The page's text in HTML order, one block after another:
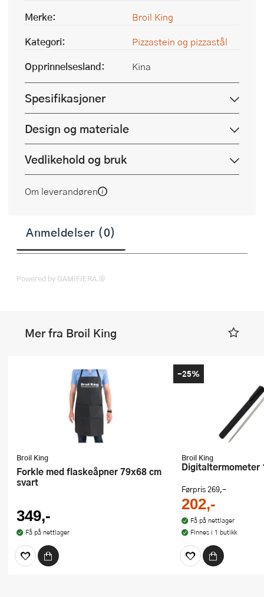
Merke:
Broil King
Kategori:
Pizzastein og pizzastål
Opprinnelsesland:
Kina
Spesifikasjoner
Design og materiale
Vedlikehold og bruk
Om leverandøren
Anmeldelser (0)
Powered by GAMIFIERA.®
Mer fra Broil King
Broil King
Forkle med flaskeåpner 79x68 cm
svart
349,-
Få på nettlager
Broil King
Digitaltermometer
Førpris269,-
202,-
Få på nettlager
Finnes i 1 butikk
-25%